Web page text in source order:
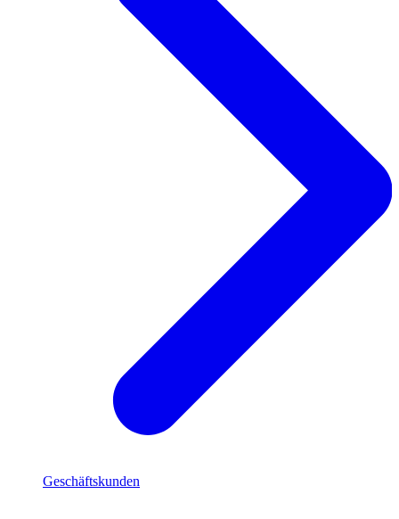
Geschäftskunden